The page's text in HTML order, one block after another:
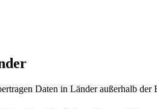
Daten in Länder außerhalb